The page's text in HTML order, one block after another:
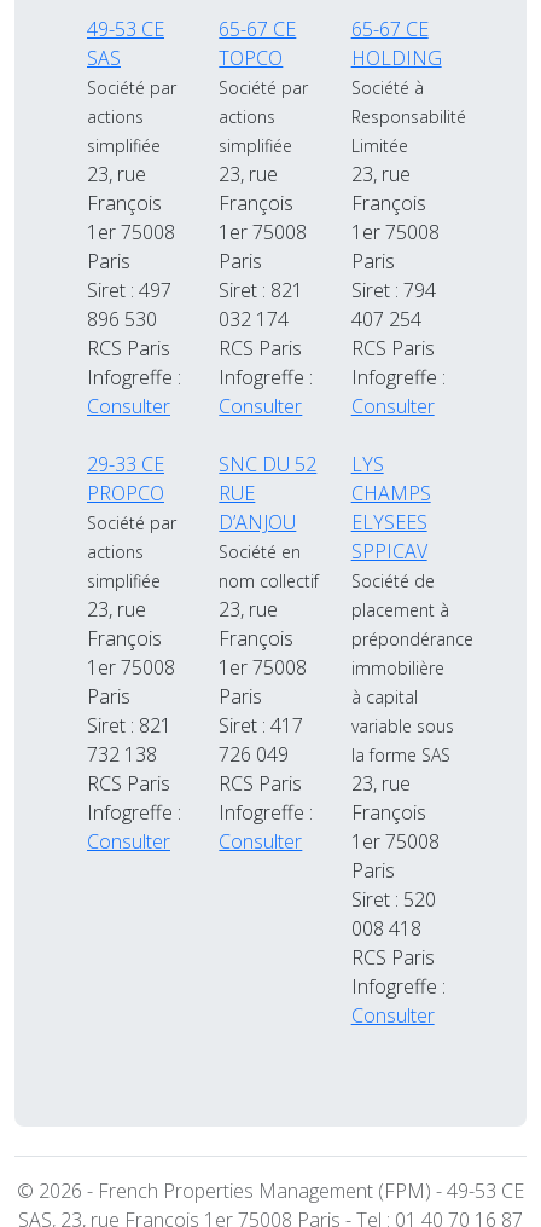
49-53 CE
SAS
Société par
actions
simplifiée
23, rue
François
1er 75008
Paris
Siret : 497
896 530
RCS Paris
Infogreffe :
Consulter
65-67 CE
TOPCO
Société par
actions
simplifiée
23, rue
François
1er 75008
Paris
Siret : 821
032 174
RCS Paris
Infogreffe :
Consulter
65-67 CE
HOLDING
Société à
Responsabilité
Limitée
23, rue
François
1er 75008
Paris
Siret : 794
407 254
RCS Paris
Infogreffe :
Consulter
29-33 CE
PROPCO
Société par
actions
simplifiée
23, rue
François
1er 75008
Paris
Siret : 821
732 138
RCS Paris
Infogreffe :
Consulter
SNC DU 52
RUE
D’ANJOU
Société en
nom collectif
23, rue
François
1er 75008
Paris
Siret : 417
726 049
RCS Paris
Infogreffe :
Consulter
LYS
CHAMPS
ELYSEES
SPPICAV
Société de
placement à
prépondérance
immobilière
à capital
variable sous
la forme SAS
23, rue
François
1er 75008
Paris
Siret : 520
008 418
RCS Paris
Infogreffe :
Consulter
© 2026 - French Properties Management (FPM) - 49-53 CE
SAS, 23, rue François 1er 75008 Paris - Tel : 01 40 70 16 87